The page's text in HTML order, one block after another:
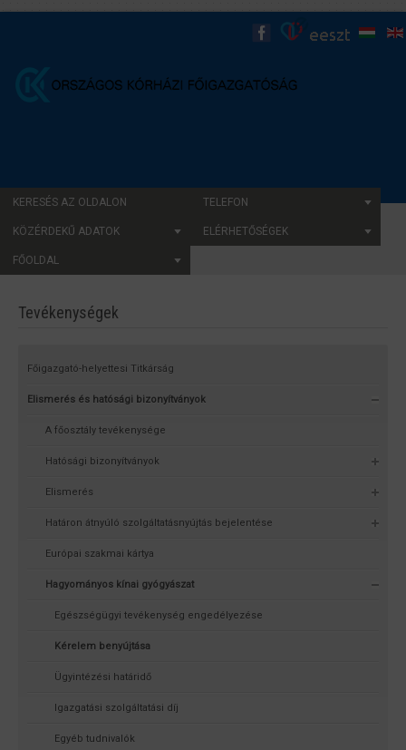
KERESÉS AZ OLDALON TELEFON
KÖZÉRDEKŰ ADATOK ELÉRHETŐSÉGEK
FŐOLDAL
Tevékenységek
Főigazgató-helyettesi Titkárság
Elismerés és hatósági bizonyítványok
A főosztály tevékenysége
Hatósági bizonyítványok
Elismerés
Határon átnyúló szolgáltatásnyújtás bejelentése
Európai szakmai kártya
Hagyományos kínai gyógyászat
Egészségügyi tevékenység engedélyezése
Kérelem benyújtása
Ügyintézési határidő
Igazgatási szolgáltatási díj
Egyéb tudnivalók